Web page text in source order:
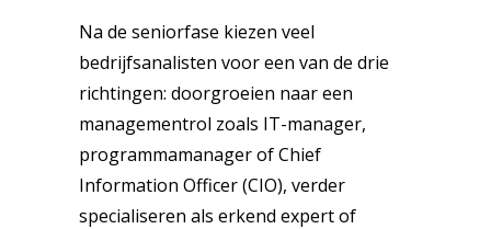
Na de seniorfase kiezen veel
bedrijfsanalisten voor een van de drie
richtingen: doorgroeien naar een
managementrol zoals IT-manager,
programmamanager of Chief
Information Officer (CIO), verder
specialiseren als erkend expert of